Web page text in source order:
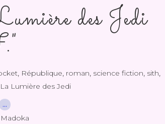
des Jedi
, République, roman, science fiction, sith,
La Lumière des Jedi
…